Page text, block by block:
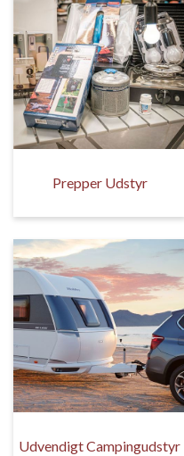
Prepper Udstyr
Udvendigt Campingudstyr